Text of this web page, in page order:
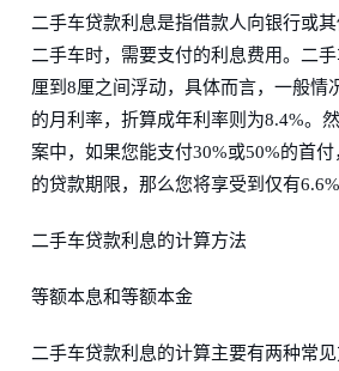
二手车贷款利息是指借款人向银行或
二手车时，需要支付的利息费用。二
厘到8厘之间浮动，具体而言，一般情
的月利率，折算成年利率则为8.4%。
案中，如果您能支付30%或50%的首
的贷款期限，那么您将享受到仅有6.6%
二手车贷款利息的计算方法
等额本息和等额本金
二手车贷款利息的计算主要有两种常